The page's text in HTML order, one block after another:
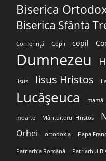
Biserica
Biserica Sfânta
Conferință Copii copil
Dumnezeu
Iisus Iisus Hristos
Lucășeuca mamă
moarte Mântuitorul Hristos
Orhei ortodoxia Papa
Patriarhia Română Patriarhul